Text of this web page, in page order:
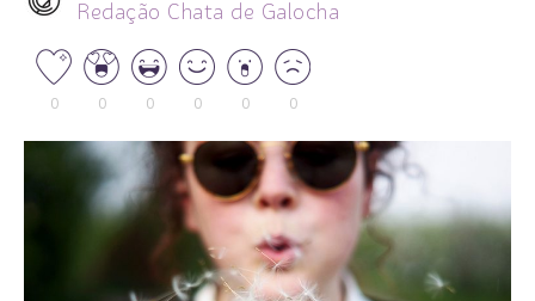
Redação Chata de Galocha
0 0 0 0 0 0